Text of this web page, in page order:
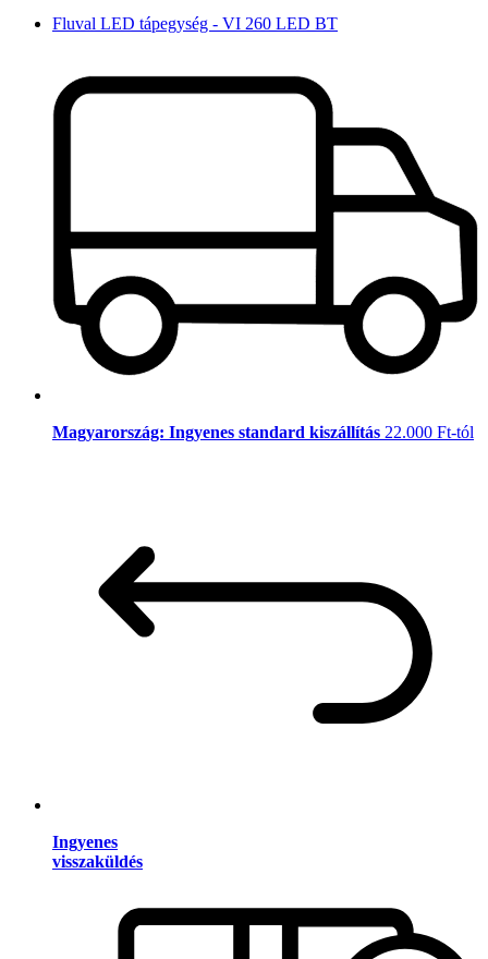
Fluval LED tápegység - VI 260 LED BT
Magyarország: Ingyenes standard kiszállítás 22.000 Ft-tól
Ingyenes
visszaküldés